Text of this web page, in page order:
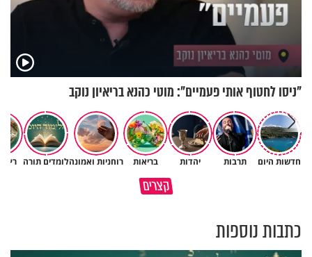
"ניסו לחטוף אותי פעמיים": מוטי כהנא בריאיון נוקב
חדשות היום תרבות יהדות בריאות רוחניות ואמונהלומדים תורה רץ
קצרים
איך יתכן שעם ישראל הצליח
לשרוד במדבר ארבעים שנים?
״ זו הייתה ההחלטה הכי קשה
שלקחתי בחיים": לורה כהן
כתבות נוספות